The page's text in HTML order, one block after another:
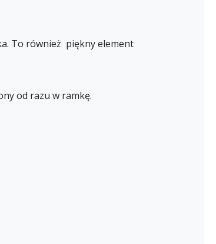
To również piękny element
od razu w ramkę.